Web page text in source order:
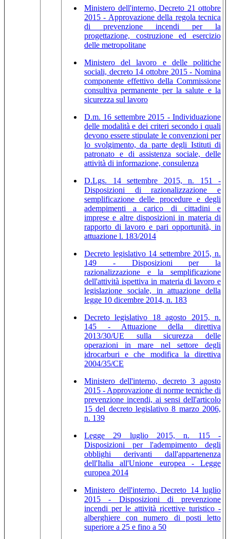
Ministero dell'interno, Decreto 21 ottobre
2015 - Approvazione della regola tecnica
di prevenzione incendi per la
progettazione, costruzione ed esercizio
delle metropolitane
Ministero del lavoro e delle politiche
sociali, decreto 14 ottobre 2015 - Nomina
componente effettivo della Commissione
consultiva permanente per la salute e la
sicurezza sul lavoro
D.m. 16 settembre 2015 - Individuazione
delle modalità e dei criteri secondo i quali
devono essere stipulate le convenzioni per
lo svolgimento, da parte degli Istituti di
patronato e di assistenza sociale, delle
attività di informazione, consulenza
D.Lgs. 14 settembre 2015, n. 151 -
Disposizioni di razionalizzazione e
semplificazione delle procedure e degli
adempimenti a carico di cittadini e
imprese e altre disposizioni in materia di
rapporto di lavoro e pari opportunità, in
attuazione l. 183/2014
Decreto legislativo 14 settembre 2015, n.
149 - Disposizioni per la
razionalizzazione e la semplificazione
dell'attività ispettiva in materia di lavoro e
legislazione sociale, in attuazione della
legge 10 dicembre 2014, n. 183
Decreto legislativo 18 agosto 2015, n.
145 - Attuazione della direttiva
2013/30/UE sulla sicurezza delle
operazioni in mare nel settore degli
idrocarburi e che modifica la direttiva
2004/35/CE
Ministero dell'interno, decreto 3 agosto
2015 - Approvazione di norme tecniche di
prevenzione incendi, ai sensi dell'articolo
15 del decreto legislativo 8 marzo 2006,
n. 139
Legge 29 luglio 2015, n. 115 -
Disposizioni per l'adempimento degli
obblighi derivanti dall'appartenenza
dell'Italia all'Unione europea - Legge
europea 2014
Ministero dell'interno, Decreto 14 luglio
2015 - Disposizioni di prevenzione
incendi per le attività ricettive turistico -
alberghiere con numero di posti letto
superiore a 25 e fino a 50